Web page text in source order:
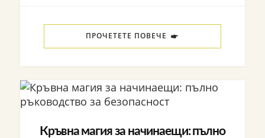
ПРОЧЕТЕТЕ ПОВЕЧЕ
Кръвна магия за начинаещи: пълно